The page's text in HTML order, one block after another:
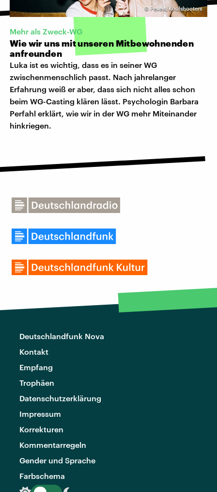
©Pexels/Koolshooters
Mehr als Zweck-WG
Wie wir uns mit unseren Mitbewohnenden
anfreunden
Luka ist es wichtig, dass es in seiner WG
zwischenmenschlich passt. Nach jahrelanger
Erfahrung weiß er aber, dass sich nicht alles schon
beim WG-Casting klären lässt. Psychologin Barbara
Perfahl erklärt, wie wir in der WG mehr Miteinander
hinkriegen.
Deutschlandfunk Nova
Kontakt
Empfang
Trophäen
Datenschutzerklärung
Impressum
Korrekturen
Kommentarregeln
Gender und Sprache
Farbschema